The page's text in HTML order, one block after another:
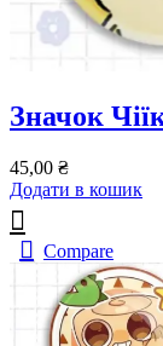
Значок
45,00 ₴
Додати в кошик
Compare